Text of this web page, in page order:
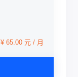
¥ 65.00 元 / 月